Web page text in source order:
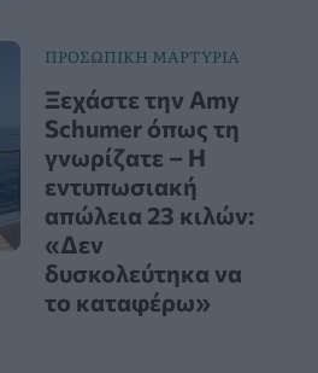
ΠΡΟΣΩΠΙΚΗ ΜΑΡΤΥΡΙΑ
Ξεχάστε την Amy
Schumer όπως τη
γνωρίζατε – Η
εντυπωσιακή
απώλεια 23 κιλών:
«Δεν
δυσκολεύτηκα να
το καταφέρω»